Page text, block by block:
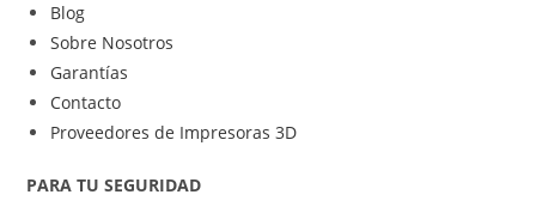
Blog
Sobre Nosotros
Garantías
Contacto
Proveedores de Impresoras 3D
PARA TU SEGURIDAD